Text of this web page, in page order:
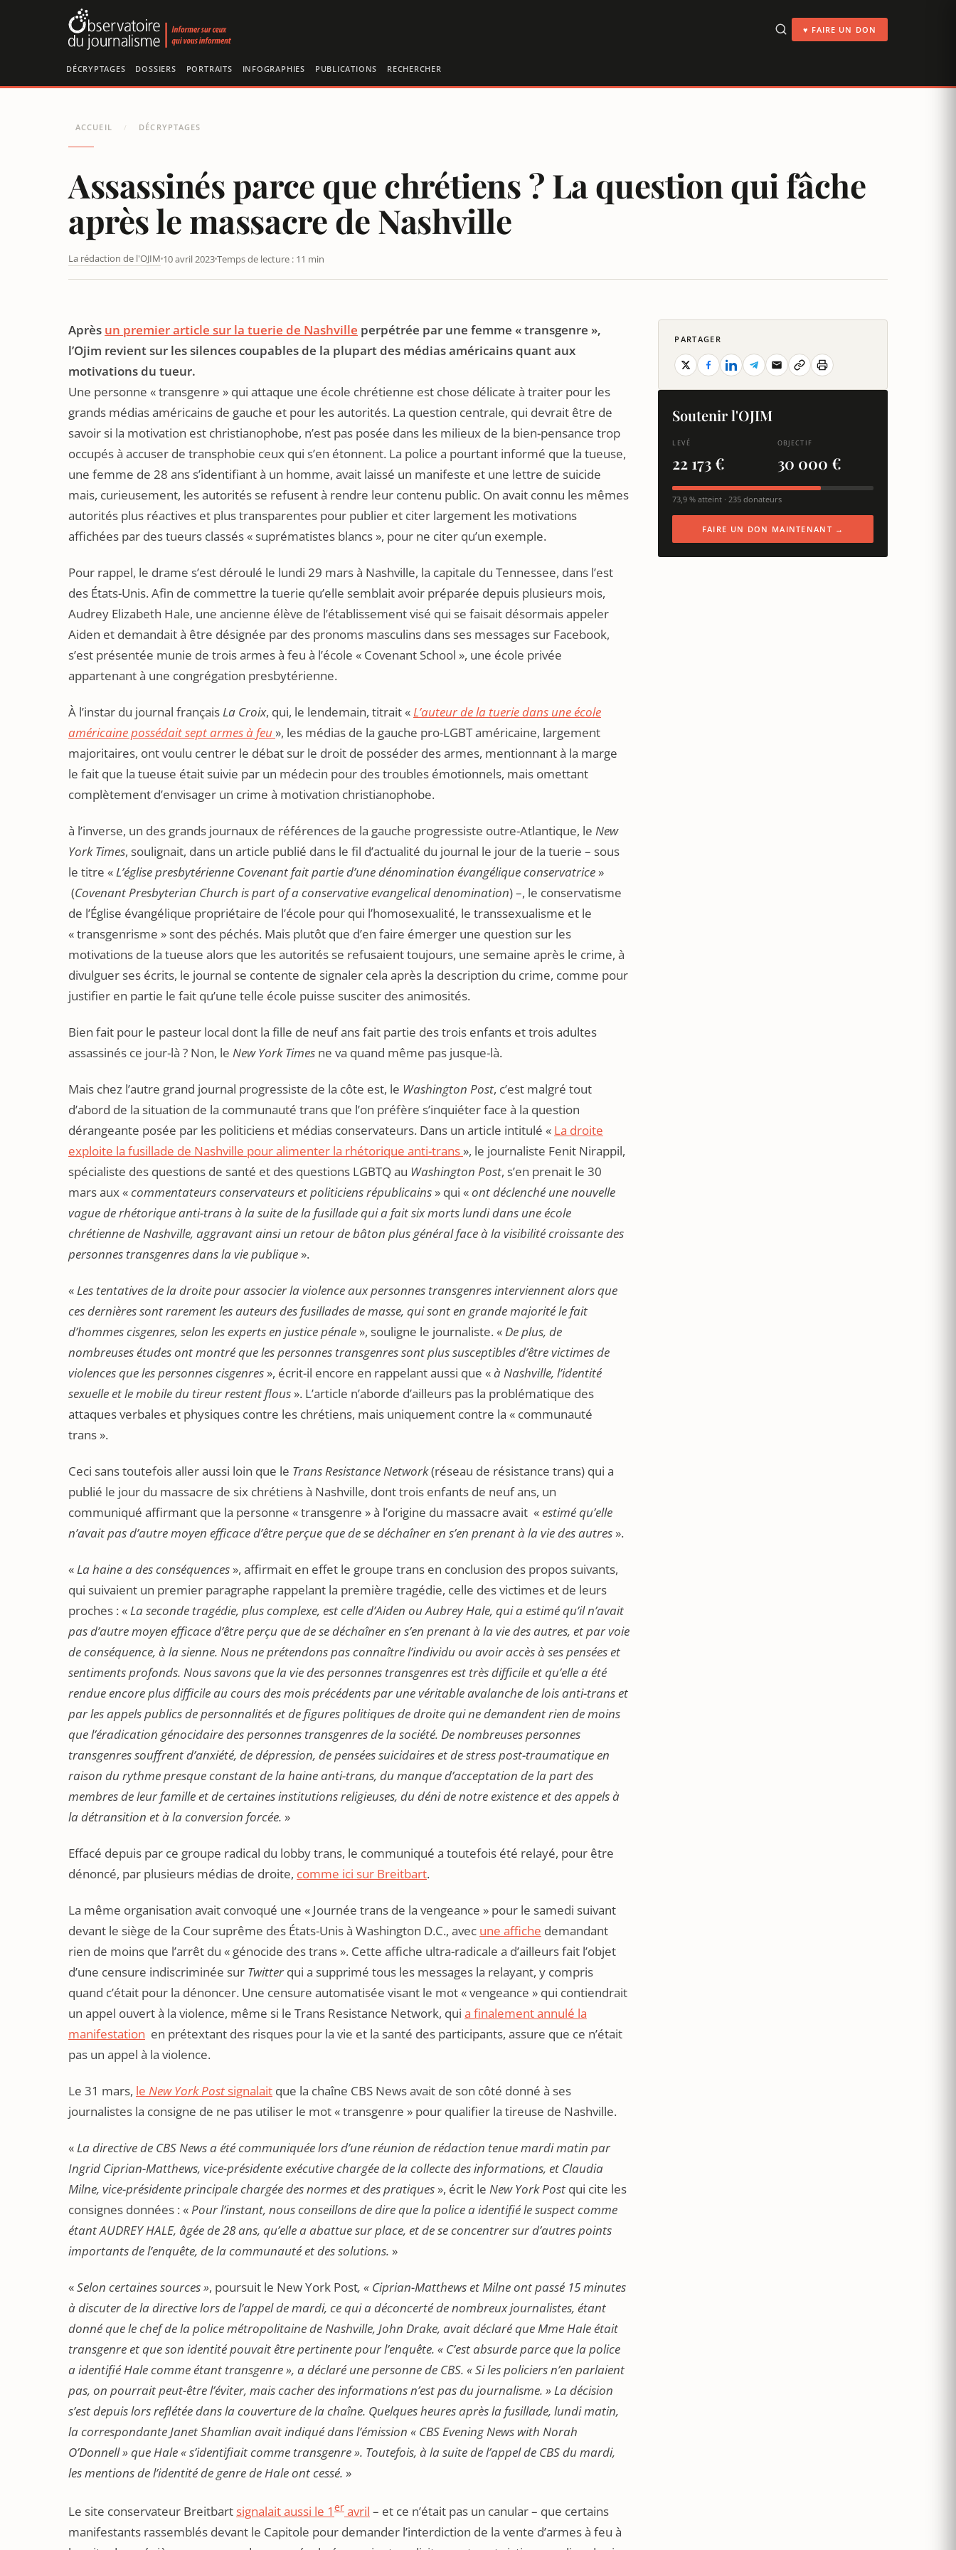
♥ FAIRE UN DON
DÉCRYPTAGES DOSSIERS PORTRAITS INFOGRAPHIES PUBLICATIONS RECHERCHER
ACCUEIL / DÉCRYPTAGES
Assassinés parce que chrétiens ? La question qui fâche
après le massacre de Nashville
La rédaction de l'OJIM 10 avril 2023Temps de lecture : 11 min
ASSASSINÉS PARCE QUE CHRÉTIENS ? LA QUESTION QUI FÂCHE APRÈS LE MASSACRE DE NASHVILLE
Après un premier article sur la tuerie de Nashville perpétrée par une femme « transgenre »,
l’Ojim revient sur les silences coupables de la plupart des médias américains quant aux
motivations du tueur.
Une personne « transgenre » qui attaque une école chrétienne est chose délicate à traiter pour les
grands médias américains de gauche et pour les autorités. La question centrale, qui devrait être de
savoir si la motivation est christianophobe, n’est pas posée dans les milieux de la bien-pensance trop
occupés à accuser de transphobie ceux qui s’en étonnent. La police a pourtant informé que la tueuse,
une femme de 28 ans s’identifiant à un homme, avait laissé un manifeste et une lettre de suicide
mais, curieusement, les autorités se refusent à rendre leur contenu public. On avait connu les mêmes
autorités plus réactives et plus transparentes pour publier et citer largement les motivations
affichées par des tueurs classés « suprématistes blancs », pour ne citer qu’un exemple.
Pour rappel, le drame s’est déroulé le lundi 29 mars à Nashville, la capitale du Tennessee, dans l’est
des États-Unis. Afin de commettre la tuerie qu’elle semblait avoir préparée depuis plusieurs mois,
Audrey Elizabeth Hale, une ancienne élève de l’établissement visé qui se faisait désormais appeler
Aiden et demandait à être désignée par des pronoms masculins dans ses messages sur Facebook,
s’est présentée munie de trois armes à feu à l’école « Covenant School », une école privée
appartenant à une congrégation presbytérienne.
À l’instar du journal françaisLa Croix, qui, le lendemain, titrait «L’auteur de la tuerie dans une école
américaine possédait sept armes à feu », les médias de la gauche pro-LGBT américaine, largement
majoritaires, ont voulu centrer le débat sur le droit de posséder des armes, mentionnant à la marge
le fait que la tueuse était suivie par un médecin pour des troubles émotionnels, mais omettant
complètement d’envisager un crime à motivation christianophobe.
à l’inverse, un des grands journaux de références de la gauche progressiste outre-Atlantique, le New
York Times, soulignait, dans un article publié dans le fil d’actualité du journal le jour de la tuerie – sous
le titre «L’église presbytérienne Covenant fait partie d’une dénomination évangélique conservatrice »
(Covenant Presbyterian Church is part of a conservative evangelical denomination) –, le conservatisme
de l’Église évangélique propriétaire de l’école pour qui l’homosexualité, le transsexualisme et le
« transgenrisme » sont des péchés. Mais plutôt que d’en faire émerger une question sur les
motivations de la tueuse alors que les autorités se refusaient toujours, une semaine après le crime, à
divulguer ses écrits, le journal se contente de signaler cela après la description du crime, comme pour
justifier en partie le fait qu’une telle école puisse susciter des animosités.
Bien fait pour le pasteur local dont la fille de neuf ans fait partie des trois enfants et trois adultes
assassinés ce jour-là ? Non, le New York Times ne va quand même pas jusque-là.
Mais chez l’autre grand journal progressiste de la côte est, le Washington Post, c’est malgré tout
d’abord de la situation de la communauté trans que l’on préfère s’inquiéter face à la question
dérangeante posée par les politiciens et médias conservateurs. Dans un article intitulé « La droite
exploite la fusillade de Nashville pour alimenter la rhétorique anti-trans », le journaliste Fenit Nirappil,
spécialiste des questions de santé et des questions LGBTQ au Washington Post, s’en prenait le 30
mars aux «commentateurs conservateurs et politiciens républicains » qui «ont déclenché une nouvelle
vague de rhétorique anti-trans à la suite de la fusillade qui a fait six morts lundi dans une école
chrétienne de Nashville, aggravant ainsi un retour de bâton plus général face à la visibilité croissante des
personnes transgenres dans la vie publique ».
«Les tentatives de la droite pour associer la violence aux personnes transgenres interviennent alors que
ces dernières sont rarement les auteurs des fusillades de masse, qui sont en grande majorité le fait
d’hommes cisgenres, selon les experts en justice pénale », souligne le journaliste. «De plus, de
nombreuses études ont montré que les personnes transgenres sont plus susceptibles d’être victimes de
violences que les personnes cisgenres », écrit-il encore en rappelant aussi que «à Nashville, l’identité
sexuelle et le mobile du tireur restent flous ». L’article n’aborde d’ailleurs pas la problématique des
attaques verbales et physiques contre les chrétiens, mais uniquement contre la « communauté
trans ».
Ceci sans toutefois aller aussi loin que le Trans Resistance Network(réseau de résistance trans) qui a
publié le jour du massacre de six chrétiens à Nashville, dont trois enfants de neuf ans, un
communiqué affirmant que la personne « transgenre » à l’origine du massacre avait «estimé qu’elle
n’avait pas d’autre moyen efficace d’être perçue que de se déchaîner en s’en prenant à la vie des autres ».
«La haine a des conséquences », affirmait en effet le groupe trans en conclusion des propos suivants,
qui suivaient un premier paragraphe rappelant la première tragédie, celle des victimes et de leurs
proches : «La seconde tragédie, plus complexe, est celle d’Aiden ou Aubrey Hale, qui a estimé qu’il n’avait
pas d’autre moyen efficace d’être perçu que de se déchaîner en s’en prenant à la vie des autres, et par voie
de conséquence, à la sienne. Nous ne prétendons pas connaître l’individu ou avoir accès à ses pensées et
sentiments profonds. Nous savons que la vie des personnes transgenres est très difficile et qu’elle a été
rendue encore plus difficile au cours des mois précédents par une véritable avalanche de lois anti-trans et
par les appels publics de personnalités et de figures politiques de droite qui ne demandent rien de moins
que l’éradication génocidaire des personnes transgenres de la société. De nombreuses personnes
transgenres souffrent d’anxiété, de dépression, de pensées suicidaires et de stress post-traumatique en
raison du rythme presque constant de la haine anti-trans, du manque d’acceptation de la part des
membres de leur famille et de certaines institutions religieuses, du déni de notre existence et des appels à
la détransition et à la conversion forcée. »
Effacé depuis par ce groupe radical du lobby trans, le communiqué a toutefois été relayé, pour être
dénoncé, par plusieurs médias de droite, comme ici sur Breitbart.
La même organisation avait convoqué une « Journée trans de la vengeance » pour le samedi suivant
devant le siège de la Cour suprême des États-Unis à Washington D.C., avec une affiche demandant
rien de moins que l’arrêt du « génocide des trans ». Cette affiche ultra-radicale a d’ailleurs fait l’objet
d’une censure indiscriminée sur Twitter qui a supprimé tous les messages la relayant, y compris
quand c’était pour la dénoncer. Une censure automatisée visant le mot « vengeance » qui contiendrait
un appel ouvert à la violence, même si le Trans Resistance Network, qui a finalement annulé la
manifestation en prétextant des risques pour la vie et la santé des participants, assure que ce n’était
pas un appel à la violence.
Le 31 mars, le New York Post signalait que la chaîne CBS News avait de son côté donné à ses
journalistes la consigne de ne pas utiliser le mot « transgenre » pour qualifier la tireuse de Nashville.
«La directive de CBS News a été communiquée lors d’une réunion de rédaction tenue mardi matin par
Ingrid Ciprian-Matthews, vice-présidente exécutive chargée de la collecte des informations, et Claudia
Milne, vice-présidente principale chargée des normes et des pratiques », écrit le New York Post qui cite les
consignes données : «Pour l’instant, nous conseillons de dire que la police a identifié le suspect comme
étant AUDREY HALE, âgée de 28 ans, qu’elle a abattue sur place, et de se concentrer sur d’autres points
importants de l’enquête, de la communauté et des solutions. »
«Selon certaines sources », poursuit le New York Post, « Ciprian-Matthews et Milne ont passé 15 minutes
à discuter de la directive lors de l’appel de mardi, ce qui a déconcerté de nombreux journalistes, étant
donné que le chef de la police métropolitaine de Nashville, John Drake, avait déclaré que Mme Hale était
transgenre et que son identité pouvait être pertinente pour l’enquête. « C’est absurde parce que la police
a identifié Hale comme étant transgenre », a déclaré une personne de CBS. « Si les policiers n’en parlaient
pas, on pourrait peut-être l’éviter, mais cacher des informations n’est pas du journalisme. » La décision
s’est depuis lors reflétée dans la couverture de la chaîne. Quelques heures après la fusillade, lundi matin,
la correspondante Janet Shamlian avait indiqué dans l’émission « CBS Evening News with Norah
O’Donnell » que Hale « s’identifiait comme transgenre ». Toutefois, à la suite de l’appel de CBS du mardi,
les mentions de l’identité de genre de Hale ont cessé. »
Le site conservateur Breitbart signalait aussi le 1 er avril – et ce n’était pas un canular – que certains
manifestants rassemblés devant le Capitole pour demander l’interdiction de la vente d’armes à feu à
PARTAGER
Soutenir l'OJIM
LEVÉ
22 173 €
OBJECTIF
30 000 €
73,9 % atteint · 235 donateurs
FAIRE UN DON MAINTENANT →
Panneau de gestion des cookies